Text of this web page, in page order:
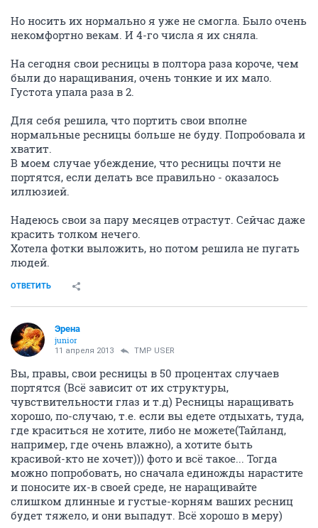
Но носить их нормально я уже не смогла. Было очень
некомфортно векам. И 4-го числа я их сняла.
На сегодня свои ресницы в полтора раза короче, чем
были до наращивания, очень тонкие и их мало.
Густота упала раза в 2.
Для себя решила, что портить свои вполне
нормальные ресницы больше не буду. Попробовала и
хватит.
В моем случае убеждение, что ресницы почти не
портятся, если делать все правильно - оказалось
иллюзией.
Надеюсь свои за пару месяцев отрастут. Сейчас даже
красить толком нечего.
Хотела фотки выложить, но потом решила не пугать
людей.
ОТВЕТИТЬ
Эрена
junior
11 апреля 2013 TMP USER
Вы, правы, свои ресницы в 50 процентах случаев
портятся (Всё зависит от их структуры,
чувствительности глаз и т.д) Ресницы наращивать
хорошо, по-случаю, т.е. если вы едете отдыхать, туда,
где краситься не хотите, либо не можете(Тайланд,
например, где очень влажно), а хотите быть
красивой-кто не хочет))) фото и всё такое... Тогда
можно попробовать, но сначала единожды нарастите
и поносите их-в своей среде, не наращивайте
слишком длинные и густые-корням ваших ресниц
будет тяжело, и они выпадут. Всё хорошо в меру)